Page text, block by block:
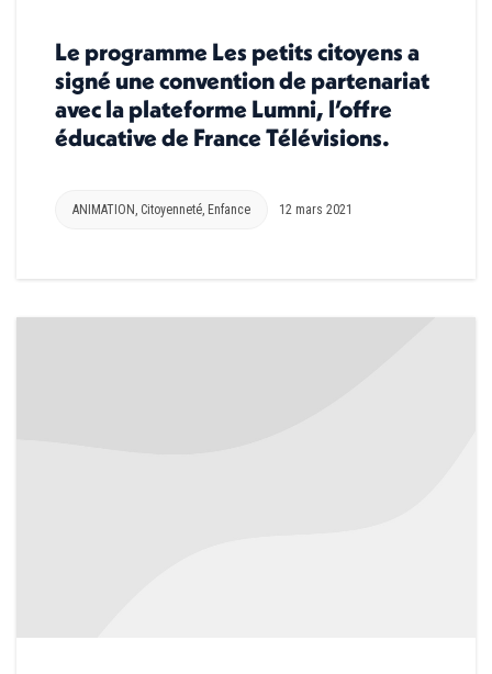
Le programme Les petits citoyens a
signé une convention de partenariat
avec la plateforme Lumni, l’offre
éducative de France Télévisions.
ANIMATION Citoyenneté Enfance 12 mars 2021